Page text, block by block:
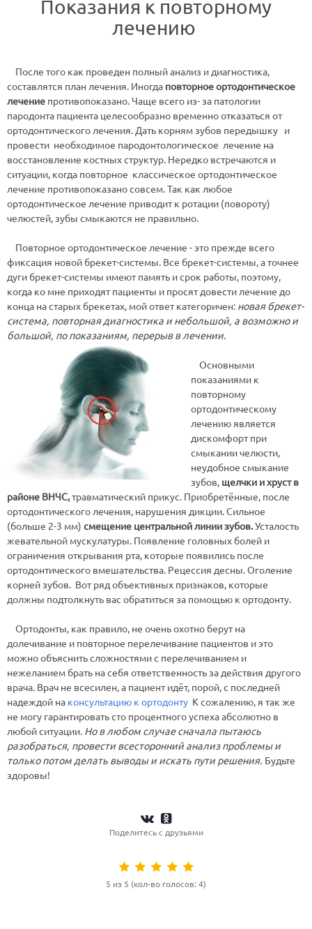
Показания к повторному
лечению
После того как проведен полный анализ и диагностика,
составлятся план лечения. Иногда повторное ортодонтическое
лечение противопоказано. Чаще всего из- за патологии
пародонта пациента целесообразно временно отказаться от
ортодонтического лечения. Дать корням зубов передышку и
провести необходимое пародонтологическое лечение на
восстановление костных структур. Нередко встречаются и
ситуации, когда повторное классическое ортодонтическое
лечение противопоказано совсем. Так как любое
ортодонтическое лечение приводит к ротации (повороту)
челюстей, зубы смыкаются не правильно.
Повторное ортодонтическое лечение - это прежде всего
фиксация новой брекет-системы. Все брекет-системы, а точнее
дуги брекет-системы имеют память и срок работы, поэтому,
когда ко мне приходят пациенты и просят довести лечение до
конца на старых брекетах, мой ответ категоричен: новая брекет-
система, повторная диагностика и небольшой, а возможно и
большой, по показаниям, перерыв в лечении.
Основными
показаниями к
повторному
ортодонтическому
лечению является
дискомфорт при
смыкании челюсти,
неудобное смыкание
зубов, щелчки и хруст в
районе ВНЧС,травматический прикус. Приобретённые, после
ортодонтического лечения, нарушения дикции. Сильное
(больше 2-3 мм) смещение центральной линии зубов.Усталость
жевательной мускулатуры. Появление головных болей и
ограничения открывания рта, которые появились после
ортодонтического вмешательства. Рецессия десны. Оголение
корней зубов. Вот ряд объективных признаков, которые
должны подтолкнуть вас обратиться за помощью к ортодонту.
Ортодонты, как правило, не очень охотно берут на
долечивание и повторное перелечивание пациентов и это
можно объяснить сложностями с перелечиванием и
нежеланием брать на себя ответственность за действия другого
врача. Врач не всесилен, а пациент идёт, порой, с последней
надеждой на консультацию к ортодонту К сожалению, я так же
не могу гарантировать сто процентного успеха абсолютно в
любой ситуации. Но в любом случае сначала пытаюсь
разобраться, провести всесторонний анализ проблемы и
только потом делать выводы и искать пути решения. Будьте
здоровы!
Поделитесь с друзьями
5 из 5 (кол-во голосов: 4)